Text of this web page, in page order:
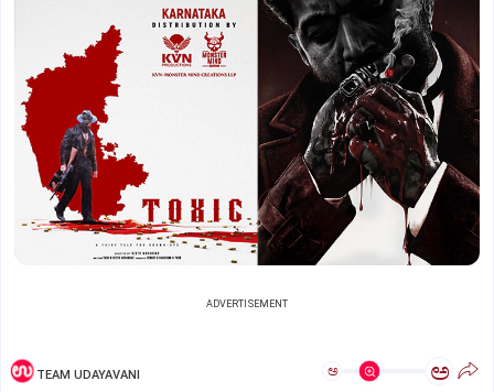
ADVERTISEMENT
TEAM UDAYAVANI ಅ ಅ